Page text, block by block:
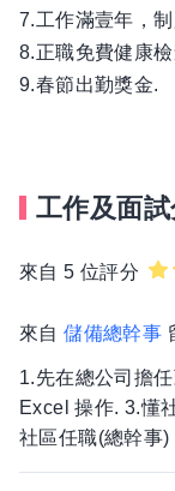
務、租賃代理。
•業主服務 年度
7.工作滿壹年，制
8.正職免費健康
9.春節出勤獎金.
工作及面
來自 5 位評分
來自儲備總幹事
1.先在總公司擔
Excel 操作. 3.懂
社區任職(總幹事)